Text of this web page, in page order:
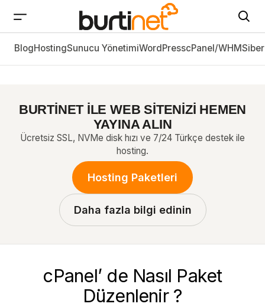
cPanel’ de Nasıl Paket Düzenlenir ?
BlogHostingSunucu YönetimiWordPresscPanel/WHM
BURTİNET İLE WEB SİTENİZİ HEMEN
YAYINA ALIN
Ücretsiz SSL, NVMe disk hızı ve 7/24 Türkçe destek ile
hosting.
Hosting Paketleri
Daha fazla bilgi edinin
cPanel’ de Nasıl Paket
Düzenlenir ?